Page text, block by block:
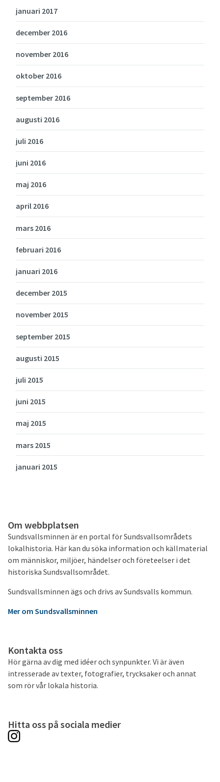
januari 2017
december 2016
november 2016
oktober 2016
september 2016
augusti 2016
juli 2016
juni 2016
maj 2016
april 2016
mars 2016
februari 2016
januari 2016
december 2015
november 2015
september 2015
augusti 2015
juli 2015
juni 2015
maj 2015
mars 2015
januari 2015
Om webbplatsen
Sundsvallsminnen är en portal för Sundsvallsområdets
lokalhistoria. Här kan du söka information och källmaterial
om människor, miljöer, händelser och företeelser i det
historiska Sundsvallsområdet.
Sundsvallsminnen ägs och drivs av Sundsvalls kommun.
Mer om Sundsvallsminnen
Kontakta oss
Hör gärna av dig med idéer och synpunkter. Vi är även
intresserade av texter, fotografier, trycksaker och annat
som rör vår lokala historia.
Hitta oss på sociala medier